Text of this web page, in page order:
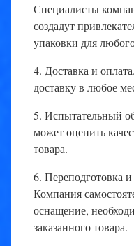
Специалисты
создадут
упаковки для
4. Доставка и
доставку в любое
5. Испытательный
может оценить
товара.
6. Переподготовка
Компания
оснащение,
заказанного товара.